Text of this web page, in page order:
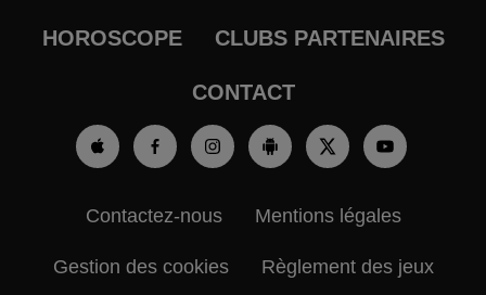
HOROSCOPE CLUBS PARTENAIRES
CONTACT
Contactez-nous Mentions légales
Gestion des cookies Règlement des jeux